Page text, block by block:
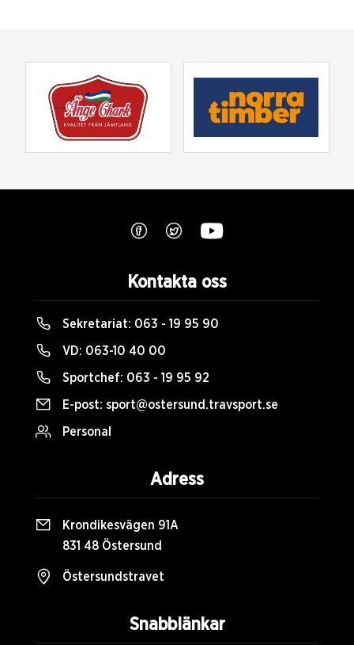
Snabblänkar
Kontakta oss
Sekretariat: 063 - 19 95 90
VD: 063-10 40 00
Sportchef: 063 - 19 95 92
E-post: sport@ostersund.travsport.se
Personal
Adress
Krondikesvägen 91A
831 48 Östersund
Östersundstravet